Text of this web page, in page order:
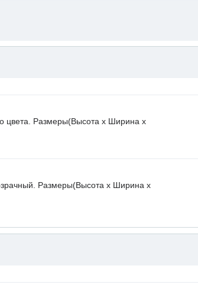
цвета. Размеры(Высота х Ширина х
Размеры(Высота х Ширина х